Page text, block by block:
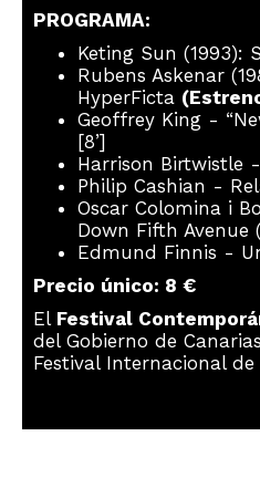
PROGRAMA:
Keting Sun (1993):
Rubens Askenar
HyperFicta
Geoffrey King -
[8’]
Harrison Birtwistle
Philip Cashian -
Oscar Colomina i
Down Fifth Avenue
Edmund Finnis -
Precio único: 8 €
El Festival
del Gobierno de
Festival Internacional